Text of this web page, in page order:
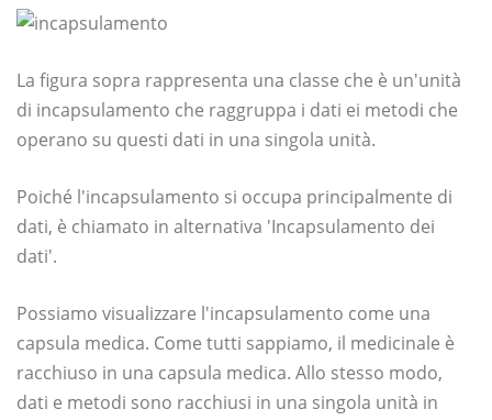
La figura sopra rappresenta una classe che è un'unità
di incapsulamento che raggruppa i dati ei metodi che
operano su questi dati in una singola unità.
Poiché l'incapsulamento si occupa principalmente di
dati, è chiamato in alternativa 'Incapsulamento dei
dati'.
Possiamo visualizzare l'incapsulamento come una
capsula medica. Come tutti sappiamo, il medicinale è
racchiuso in una capsula medica. Allo stesso modo,
dati e metodi sono racchiusi in una singola unità in